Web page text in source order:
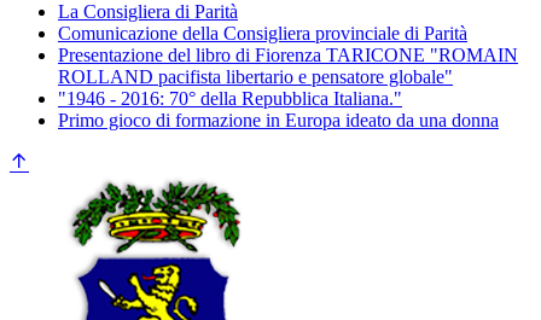
La Consigliera di Parità
Comunicazione della Consigliera provinciale di Parità
Presentazione del libro di Fiorenza TARICONE "ROMAIN
ROLLAND pacifista libertario e pensatore globale"
"1946 - 2016: 70° della Repubblica Italiana."
Primo gioco di formazione in Europa ideato da una donna